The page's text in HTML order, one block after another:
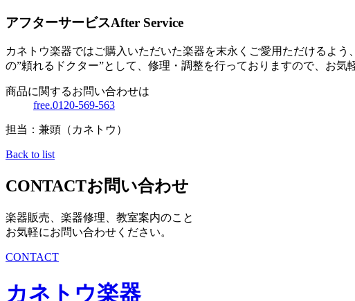
アフターサービスAfter Service
カネトウ楽器ではご購入いただいた楽器を末永くご愛用ただけるよ
の”頼れるドクター”として、修理・調整を行っておりますので、お気
商品に関するお問い合わせは
free.0120-569-563
担当：兼頭（カネトウ）
Back to list
CONTACTお問い合わせ
楽器販売、楽器修理、教室案内のこと
お気軽にお問い合わせください。
CONTACT
カネトウ楽器